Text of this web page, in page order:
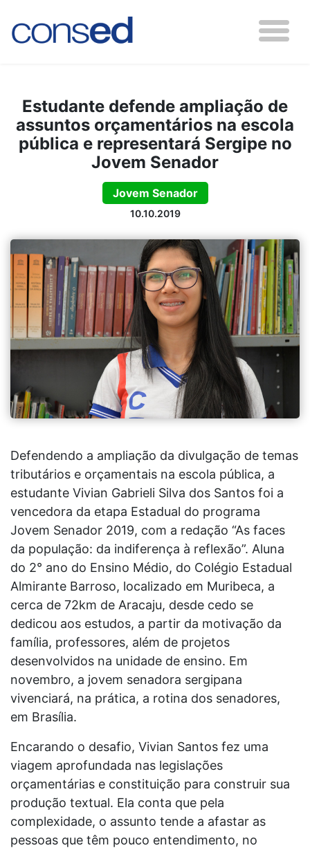
Estudante defende ampliação de
assuntos orçamentários na escola
pública e representará Sergipe no
Jovem Senador
Jovem Senador
10.10.2019
Defendendo a ampliação da divulgação de temas
tributários e orçamentais na escola pública, a
estudante Vivian Gabrieli Silva dos Santos foi a
vencedora da etapa Estadual do programa
Jovem Senador 2019, com a redação “As faces
da população: da indiferença à reflexão”. Aluna
do 2° ano do Ensino Médio, do Colégio Estadual
Almirante Barroso, localizado em Muribeca, a
cerca de 72km de Aracaju, desde cedo se
dedicou aos estudos, a partir da motivação da
família, professores, além de projetos
desenvolvidos na unidade de ensino. Em
novembro, a jovem senadora sergipana
vivenciará, na prática, a rotina dos senadores,
em Brasília.
Encarando o desafio, Vivian Santos fez uma
viagem aprofundada nas legislações
orçamentárias e constituição para construir sua
produção textual. Ela conta que pela
complexidade, o assunto tende a afastar as
pessoas que têm pouco entendimento, no